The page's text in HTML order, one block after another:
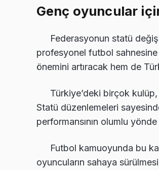
Genç oyuncular
Federasyonun statü
profesyonel futbol sahnesine
önemini artıracak hem de
Türkiye’deki birçok
Statü düzenlemeleri
performansının olumlu
Futbol kamuoyunda bu
oyuncuların sahaya